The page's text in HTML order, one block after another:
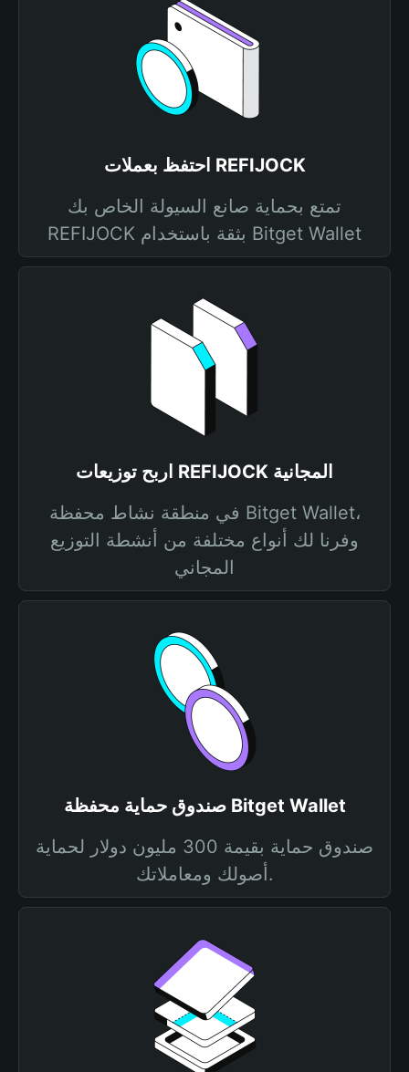
احتفظ بعملات REFIJOCK
تمتع بحماية صانع السيولة الخاص بك
REFIJOCK بثقة باستخدام Bitget Wallet
اربح توزيعات REFIJOCK المجانية
في منطقة نشاط محفظة Bitget Wallet،
وفرنا لك أنواع مختلفة من أنشطة التوزيع
المجاني
صندوق حماية محفظة Bitget Wallet
صندوق حماية بقيمة 300 مليون دولار لحماية
أصولك ومعاملاتك.